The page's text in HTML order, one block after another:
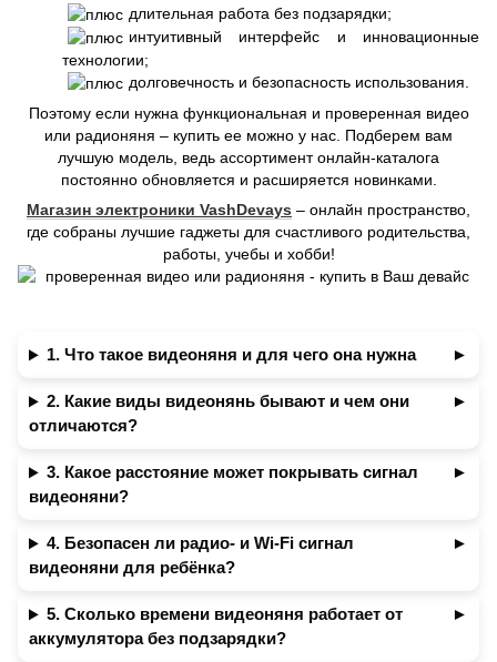
длительная работа без подзарядки;
интуитивный интерфейс и инновационные
технологии;
долговечность и безопасность использования.
Поэтому если нужна функциональная и проверенная видео
или радионяня – купить ее можно у нас. Подберем вам
лучшую модель, ведь ассортимент онлайн-каталога
постоянно обновляется и расширяется новинками.
Магазин электроники VashDevays – онлайн пространство,
где собраны лучшие гаджеты для счастливого родительства,
работы, учебы и хобби!
1. Что такое видеоняня и для чего она нужна
2. Какие виды видеонянь бывают и чем они
отличаются?
3. Какое расстояние может покрывать сигнал
видеоняни?
4. Безопасен ли радио- и Wi-Fi сигнал
видеоняни для ребёнка?
5. Сколько времени видеоняня работает от
аккумулятора без подзарядки?